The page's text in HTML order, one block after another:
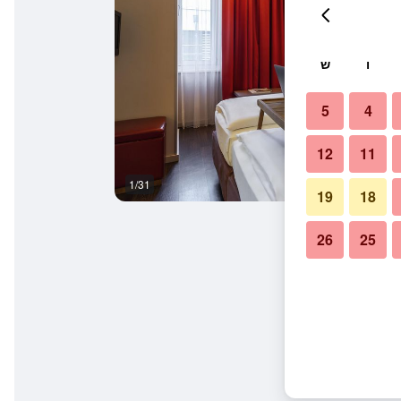
1/31
ו ש
4
5
11
12
18
19
25
26